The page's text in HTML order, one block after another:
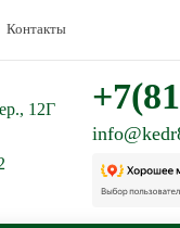
Контакты
12Г